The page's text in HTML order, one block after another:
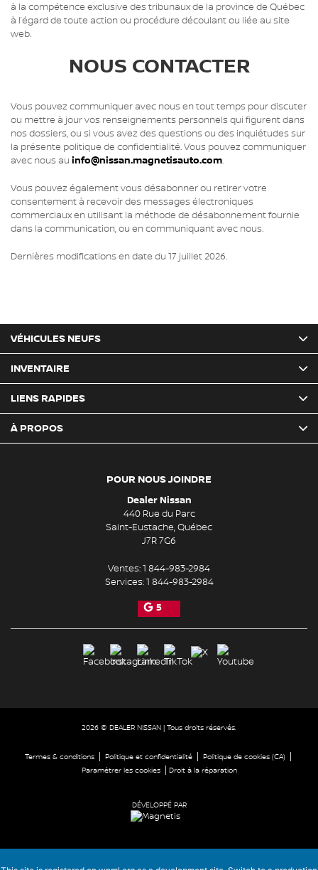
à la compétence exclusive des tribunaux de la province de Québec
à l’égard de toute action ou procédure découlant ou liée au site
web.
NOUS CONTACTER
Vous pouvez communiquer avec nous en tout temps pour discuter
ou mettre à jour vos renseignements personnels qui figurent dans
nos dossiers, ou si vous avez des questions ou des inquiétudes sur
la présente politique de confidentialité. Vous pouvez communiquer
avec nous au info@nissan.magnetisauto.com.
Vous pouvez également vous désabonner ou retirer votre
consentement à recevoir des messages électroniques
commerciaux en utilisant la méthode de désabonnement fournie
dans la communication, ou en communiquant avec nous.
Dernières modifications en date du 17 juillet 2026.
POUR NOUS JOINDRE
Dealer Nissan
440 Rue du Parc
Saint-Eustache,Québec
J7R 7G6
Ventes:1 844-983-2984
Services:1 844-983-2984
5
VÉHICULES NEUFS
INVENTAIRE
LIENS RAPIDES
À PROPOS
2026 © DEALER NISSAN | Tous droits réservés.
Termes & conditions| Politique et confidentialité| Politique de cookies (CA)
Paramétrer les cookies| Droit à la réparation
DÉVELOPPÉ PAR